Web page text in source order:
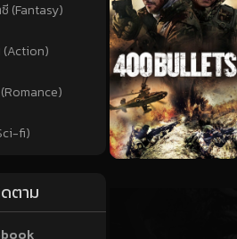
(Fantasy)
(Action)
fi)
ตาม